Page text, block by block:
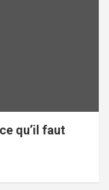
qu’il faut